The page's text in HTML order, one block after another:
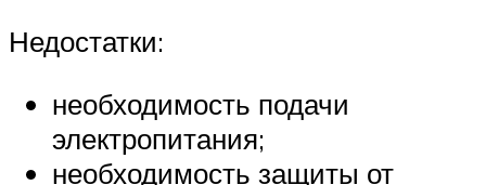
Недостатки:
необходимость подачи
электропитания;
необходимость защиты от